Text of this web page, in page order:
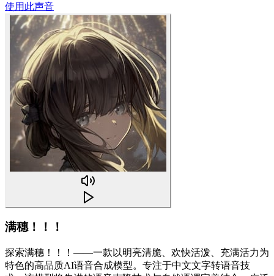
使用此声音
满穗！！！
探索满穗！！！——一款以明亮清脆、欢快活泼、充满活力为
特色的高品质AI语音合成模型。专注于中文文字转语音技